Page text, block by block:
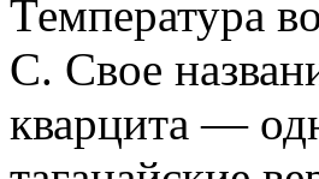
Температура
С. Свое
кварцита —